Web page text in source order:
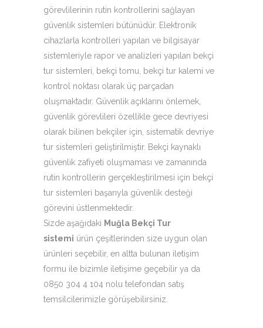
görevlilerinin rutin kontrollerini sağlayan
güvenlik sistemleri bütünüdür. Elektronik
cihazlarla kontrolleri yapılan ve bilgisayar
sistemleriyle rapor ve analizleri yapılan bekçi
tur sistemleri, bekçi tomu, bekçi tur kalemi ve
kontrol noktası olarak üç parçadan
oluşmaktadır. Güvenlik açıklarını önlemek,
güvenlik görevlileri özellikle gece devriyesi
olarak bilinen bekçiler için, sistematik devriye
tur sistemleri geliştirilmiştir. Bekçi kaynaklı
güvenlik zafiyeti oluşmaması ve zamanında
rutin kontrollerin gerçekleştirilmesi için bekçi
tur sistemleri başarıyla güvenlik desteği
görevini üstlenmektedir.
Sizde aşağıdaki Muğla Bekçi Tur
sistemi ürün çeşitlerinden size uygun olan
ürünleri seçebilir, en altta bulunan iletişim
formu ile bizimle iletişime geçebilir ya da
0850 304 4 104 nolu telefondan satış
temsilcilerimizle görüşebilirsiniz.